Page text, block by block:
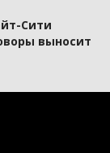
Сити
выносит